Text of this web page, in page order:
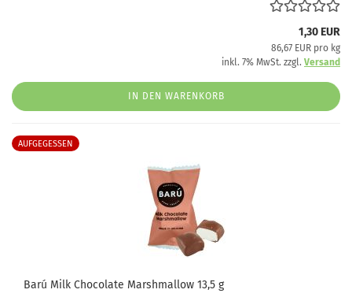
1,30 EUR
86,67 EUR pro kg
inkl. 7% MwSt. zzgl. Versand
IN DEN WARENKORB
AUFGEGESSEN
Barú Milk Chocolate Marshmallow 13,5 g